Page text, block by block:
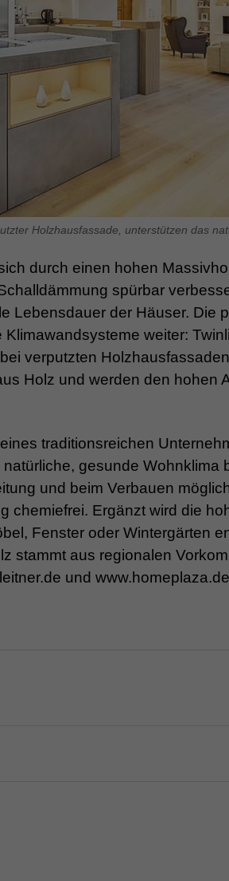
Holzhausfassade, unterstützen das
durch einen hohen
spürbar
Lebensdauer der Häuser. Die
weiter:
verputzten
Holz und werden den hohen
traditionsreichen
gesunde Wohnklima
und beim Verbauen
chemiefrei. Ergänzt wird die
Fenster oder Wintergärten
stammt aus regionalen
und